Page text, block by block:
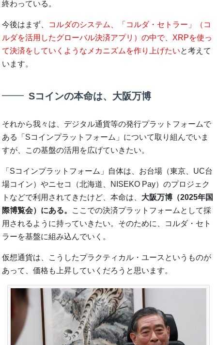
終わっている。
今後はまず、 コルダのシステム、「コルダ・セトラー」（コ
ルダを活用したグローバル決済アプリ）の中で、XRPを使っ
て決済をしていくようなメカニズムを作り上げたいと考えて
います。
Sコインの本命は、大阪万博
それから我々は、デジタル通貨等の発行プラットフォームで
ある「Sコインプラットフォーム」について取り組んでいま
すが、この基盤の活用を広げていきたい。
「Sコインプラットフォーム」自体は、お台場（東京、UC台
場コイン）やニセコ（北海道、NISEKO Pay）のプロジェク
トなどで利用されてきたけど、本命は、 大阪万博（2025年国
際博覧会）にある。 ここでの決済プラットフォームとして採
用されるように持っていきたい。そのために、コルダ・セト
ラーを基盤に組み込んでいく。
仮想通貨は、こうしたプラクティカル・ユースというものが
あって、価格も上昇していくだろうと思います。